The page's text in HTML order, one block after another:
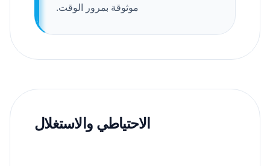
موثوقة بمرور الوقت.
الاحتياطي والاستغلال